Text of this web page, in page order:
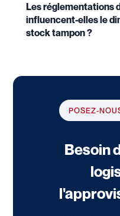
Les réglementations
influencent-elles le
stock tampon ?
POSEZ-
Besoin